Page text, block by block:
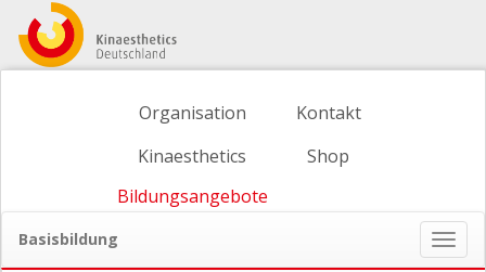
Organisation
Kinaesthetics
Bildungsangebote
Kontakt
Shop
Basisbildung
ein-/